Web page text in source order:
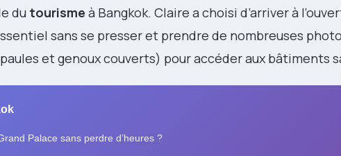
du tourisme à Bangkok. Claire a choisi d’arriver à
sans se presser et prendre de nombreuses
et genoux couverts) pour accéder aux bâtiments
Palace sans perdre d’heures ?